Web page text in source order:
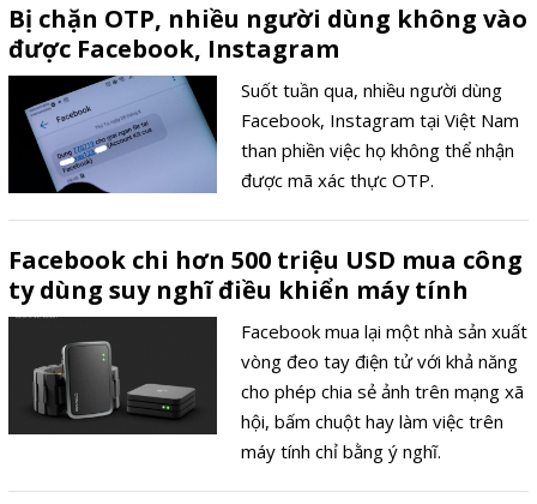
Google.
Bị chặn OTP, nhiều người dùng không vào
được Facebook, Instagram
Suốt tuần qua, nhiều người dùng
Facebook, Instagram tại Việt Nam
than phiền việc họ không thể nhận
được mã xác thực OTP.
Facebook chi hơn 500 triệu USD mua công
ty dùng suy nghĩ điều khiển máy tính
Facebook mua lại một nhà sản xuất
vòng đeo tay điện tử với khả năng
cho phép chia sẻ ảnh trên mạng xã
hội, bấm chuột hay làm việc trên
máy tính chỉ bằng ý nghĩ.